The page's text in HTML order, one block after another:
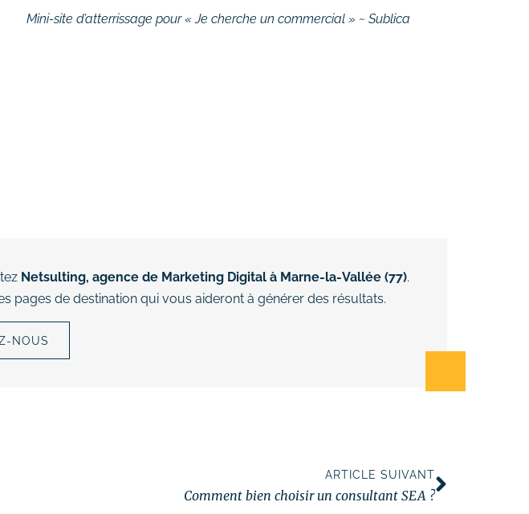
Mini-site d’atterrissage pour « Je cherche un commercial » ~ Sublica
Netsulting, agence de Marketing Digital à Marne-la-Vallée (77).
pages de destination qui vous aideront à générer des résultats.
NOUS
ARTICLE SUIVANT
Comment bien choisir un consultant SEA ?